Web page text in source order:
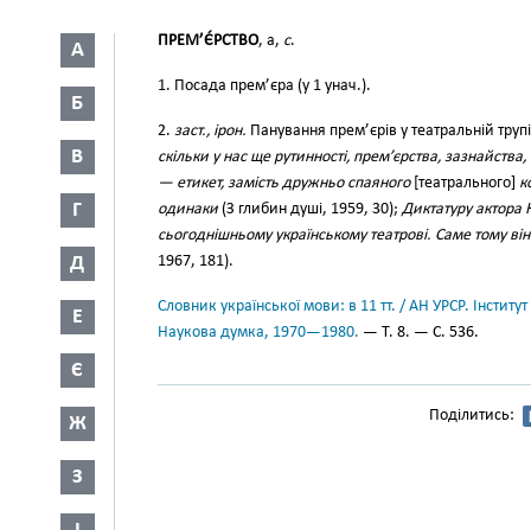
А
Б
В
Г
Д
Е
Є
Ж
З
ПРЕМ’Є́РСТВО, а, с.
1. Посада прем’єра (у 1 унач.).
2. заст., ірон. Панування прем’єрів у театральній
скільки у нас ще рутинності, прем’єрства,
— етикет, замість дружньо спаяного[театрального]
одинаки (З глибин душі, 1959, 30);Диктатуру
сьогоднішньому українському театрові. Саме тому
1967, 181).
Словник української мови: в 11 тт. / АН УРСР.
Наукова думка, 1970—1980. — Т. 8. — С. 536.
Поділитись: